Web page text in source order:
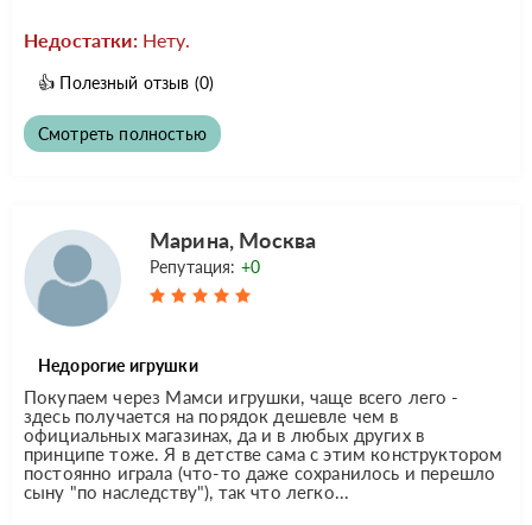
Недостатки: Нету.
👍 Полезный отзыв (0)
Смотреть полностью
Марина, Москва
Репутация: +0
Недорогие игрушки
Покупаем через Мамси игрушки, чаще всего лего -
здесь получается на порядок дешевле чем в
официальных магазинах, да и в любых других в
принципе тоже. Я в детстве сама с этим конструктором
постоянно играла (что-то даже сохранилось и перешло
сыну "по наследству"), так что легко...